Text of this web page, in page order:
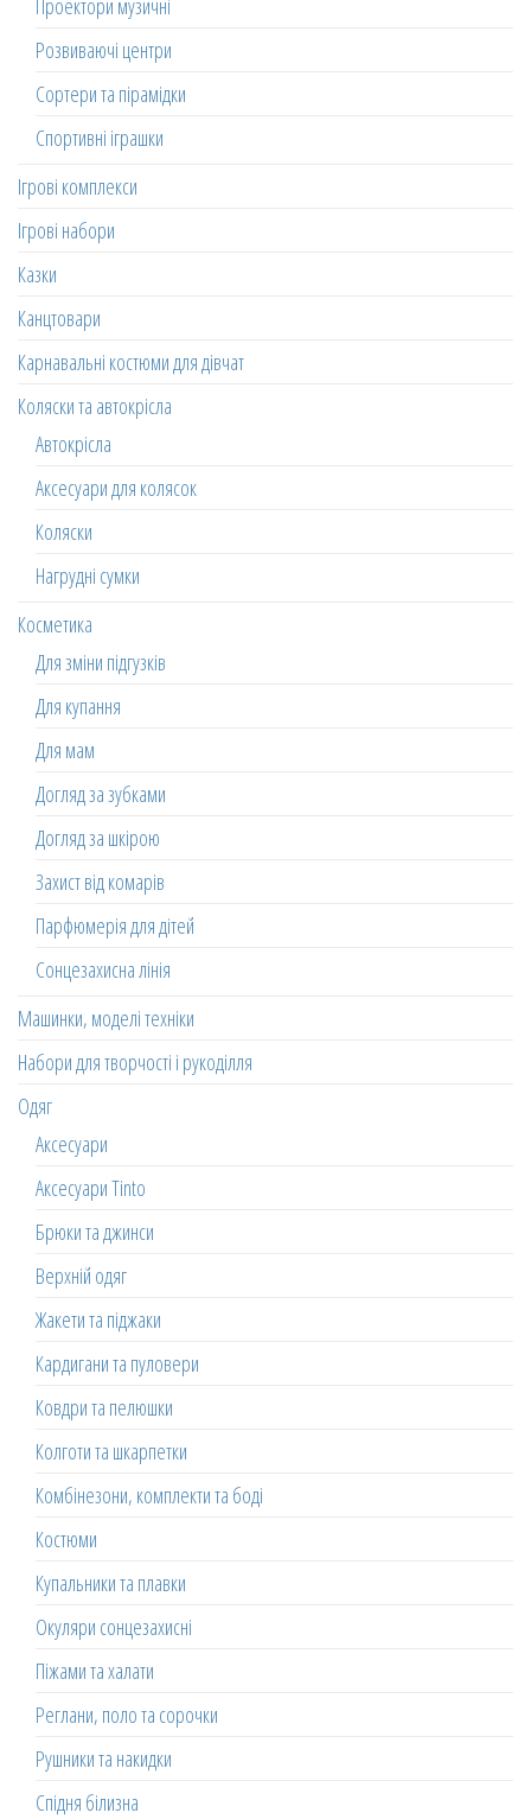
Проектори музичні
Розвиваючі центри
Сортери та пірамідки
Спортивні іграшки
Ігрові комплекси
Ігрові набори
Казки
Канцтовари
Карнавальні костюми для дівчат
Коляски та автокрісла
Автокрісла
Аксесуари для колясок
Коляски
Нагрудні сумки
Косметика
Для зміни підгузків
Для купання
Для мам
Догляд за зубками
Догляд за шкірою
Захист від комарів
Парфюмерія для дітей
Сонцезахисна лінія
Машинки, моделі техніки
Набори для творчості і рукоділля
Одяг
Аксесуари
Аксесуари Tinto
Брюки та джинси
Верхній одяг
Жакети та піджаки
Кардигани та пуловери
Ковдри та пелюшки
Колготи та шкарпетки
Комбінезони, комплекти та боді
Костюми
Купальники та плавки
Окуляри сонцезахисні
Піжами та халати
Реглани, поло та сорочки
Рушники та накидки
Спідня білизна